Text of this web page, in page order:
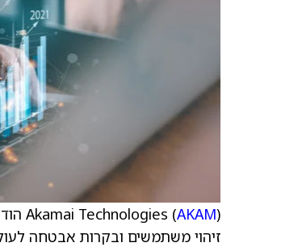
Akamai Technologies (AKAM) הודיעה על שיתוף פעולה אסטרטגי עם Visa (
זיהוי משתמשים ובקרות אבטחה